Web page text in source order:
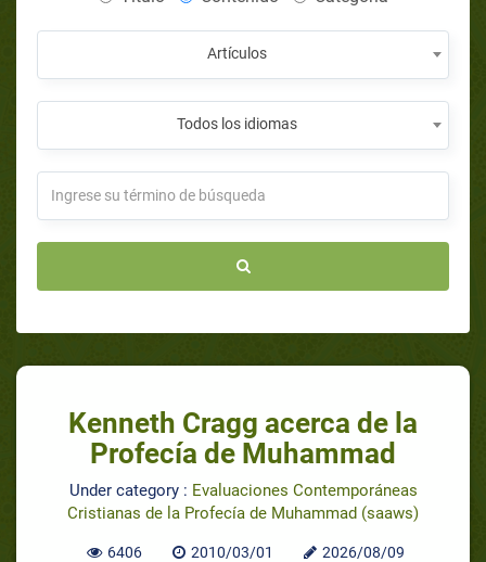
Artículos
Todos los idiomas
Kenneth Cragg acerca de la
Profecía de Muhammad
Under category : Evaluaciones Contemporáneas
Cristianas de la Profecía de Muhammad (saaws)
6406 2010/03/01 2026/08/09